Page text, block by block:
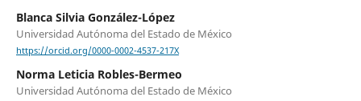
Blanca Silvia González-López
Universidad Autónoma del Estado de México
https://orcid.org/0000-0002-4537-217X
Norma Leticia Robles-Bermeo
Universidad Autónoma del Estado de México